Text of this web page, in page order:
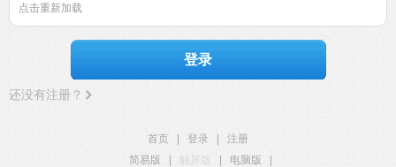
点击重新加载
登录
还没有注册？
首页 登录
注册
简易版
触屏版 电脑版